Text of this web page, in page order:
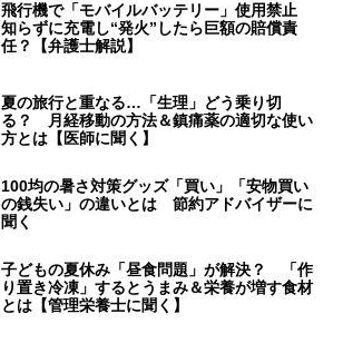
飛行機で「モバイルバッテリー」使用禁止
知らずに充電し“発火”したら巨額の賠償責
任？【弁護士解説】
夏の旅行と重なる…「生理」どう乗り切
る？ 月経移動の方法＆鎮痛薬の適切な使い
方とは【医師に聞く】
100均の暑さ対策グッズ「買い」「安物買い
の銭失い」の違いとは 節約アドバイザーに
聞く
子どもの夏休み「昼食問題」が解決？ 「作
り置き冷凍」するとうまみ＆栄養が増す食材
とは【管理栄養士に聞く】